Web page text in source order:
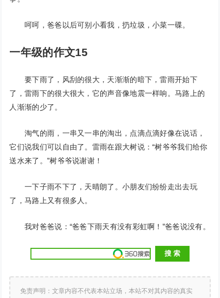
呵呵，爸爸以后可别小看我，扔垃圾，小菜一碟。
一年级的作文15
要下雨了，风刮的很大，天渐渐的暗下，雷雨开始下
了，雷雨下的很大很大，它的声音像地震一样响。马路上的
人渐渐的少了。
淘气的雨，一串又一串的淘出，点滴点滴好像在说话，
它们说我们可以自由了。雷雨在跟大树说：“树爷爷我们给你
送水来了。”树爷爷说谢谢！
一下子雨不下了，天晴朗了。小朋友们纷纷走出去玩
了，马路上又有很多人。
我对爸爸说：“爸爸下雨天有没有彩虹啊！”爸爸说没有。
免责声明：文章内容不代表本站立场，本站不对其内容的真实